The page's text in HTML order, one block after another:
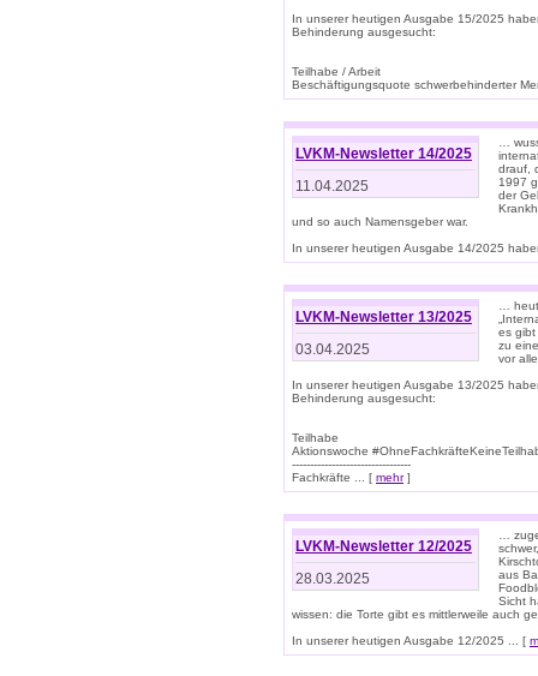
In unserer heutigen Ausgabe 15/2025
Behinderung ausgesucht:
Teilhabe / Arbeit
Beschäftigungsquote schwerbehinderter
LVKM-Newsletter 14/2025
11.04.2025
…
drauf,
1997
der
und so auch Namensgeber war.
In unserer heutigen Ausgabe 14/2025
LVKM-Newsletter 13/2025
03.04.2025
…
es gibt
zu
vor
In unserer heutigen Ausgabe 13/2025
Behinderung ausgesucht:
Teilhabe
Aktionswoche
---------------------------------
Fachkräfte ... [ mehr]
LVKM-Newsletter 12/2025
28.03.2025
…
aus
Sicht
wissen: die Torte gibt es mittlerweile auch
In unserer heutigen Ausgabe 12/2025 ... [